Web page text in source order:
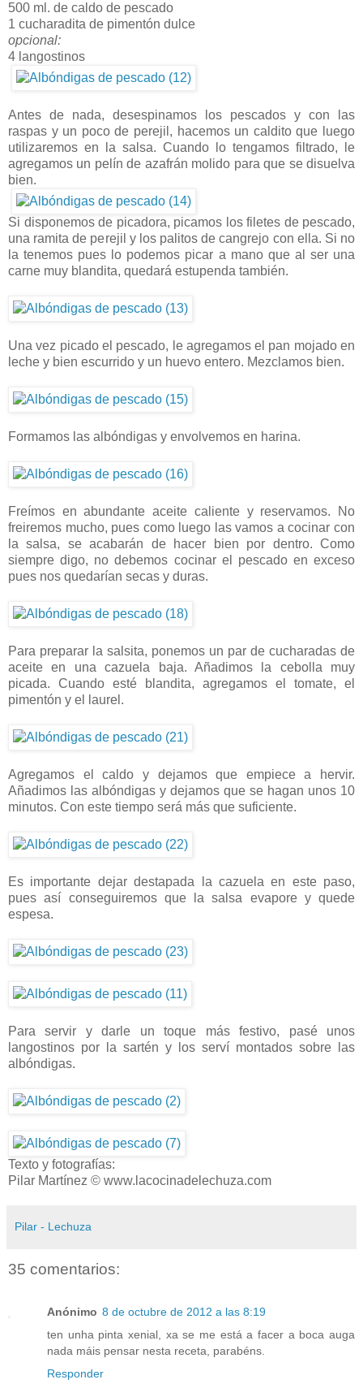
500 ml. de caldo de pescado
1 cucharadita de pimentón dulce
opcional:
4 langostinos
Antes de nada, desespinamos los pescados y con las
raspas y un poco de perejil, hacemos un caldito que luego
utilizaremos en la salsa. Cuando lo tengamos filtrado, le
agregamos un pelín de azafrán molido para que se disuelva
bien.
Si disponemos de picadora, picamos los filetes de pescado,
una ramita de perejil y los palitos de cangrejo con ella. Si no
la tenemos pues lo podemos picar a mano que al ser una
carne muy blandita, quedará estupenda también.
Una vez picado el pescado, le agregamos el pan mojado en
leche y bien escurrido y un huevo entero. Mezclamos bien.
Formamos las albóndigas y envolvemos en harina.
Freímos en abundante aceite caliente y reservamos. No
freiremos mucho, pues como luego las vamos a cocinar con
la salsa, se acabarán de hacer bien por dentro. Como
siempre digo, no debemos cocinar el pescado en exceso
pues nos quedarían secas y duras.
Para preparar la salsita, ponemos un par de cucharadas de
aceite en una cazuela baja. Añadimos la cebolla muy
picada. Cuando esté blandita, agregamos el tomate, el
pimentón y el laurel.
Agregamos el caldo y dejamos que empiece a hervir.
Añadimos las albóndigas y dejamos que se hagan unos 10
minutos. Con este tiempo será más que suficiente.
Es importante dejar destapada la cazuela en este paso,
pues así conseguiremos que la salsa evapore y quede
espesa.
Para servir y darle un toque más festivo, pasé unos
langostinos por la sartén y los serví montados sobre las
albóndigas.
Texto y fotografías:
Pilar Martínez © www.lacocinadelechuza.com
Pilar - Lechuza
35 comentarios:
Anónimo 8 de octubre de 2012 a las 8:19
ten unha pinta xenial, xa se me está a facer a boca auga
nada máis pensar nesta receta, parabéns.
Responder